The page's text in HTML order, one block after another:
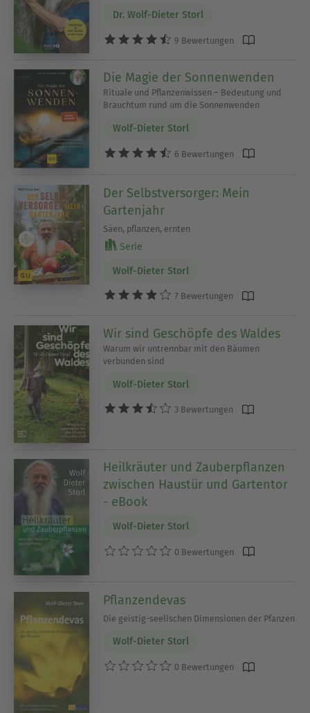
Dr. Wolf-Dieter Storl
9 Bewertungen
Die Magie der Sonnenwenden
Rituale und Pflanzenwissen – Bedeutung und
Brauchtum rund um die Sonnenwenden
Wolf-Dieter Storl
6 Bewertungen
Der Selbstversorger: Mein
Gartenjahr
Säen, pflanzen, ernten
Serie
Wolf-Dieter Storl
7 Bewertungen
Wir sind Geschöpfe des Waldes
Warum wir untrennbar mit den Bäumen
verbunden sind
Wolf-Dieter Storl
3 Bewertungen
Heilkräuter und Zauberpflanzen
zwischen Haustür und Gartentor
- eBook
Wolf-Dieter Storl
0 Bewertungen
Pflanzendevas
Die geistig-seelischen Dimensionen der Pfanzen
Wolf-Dieter Storl
0 Bewertungen